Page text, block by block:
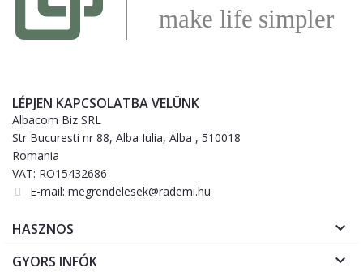
LÉPJEN KAPCSOLATBA VELÜNK
Albacom Biz SRL
Str Bucuresti nr 88, Alba Iulia, Alba , 510018
Romania
VAT: RO15432686
E-mail: megrendelesek@rademi.hu
HASZNOS 
GYORS INFÓK 